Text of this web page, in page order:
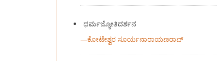
ಧರ್ಮಜ್ಯೋತಿದರ್ಶನ
—ಕೋಟೇಶ್ವರ ಸೂರ್ಯನಾರಾಯಣರಾವ್‍